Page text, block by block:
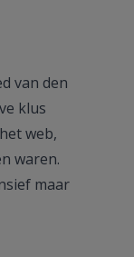
van den
klus
web,
waren.
maar